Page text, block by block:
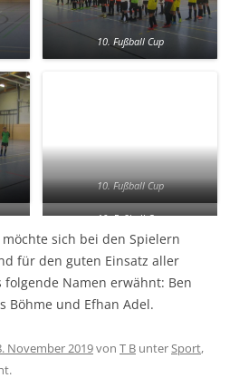
10. Fußball Cup
10. Fußball Cup
10. Fußball Cup
sich bei den Spielern
für den guten Einsatz aller
Namen erwähnt: Ben
Böhme und Efhan Adel.
November 2019von T B unterSport,